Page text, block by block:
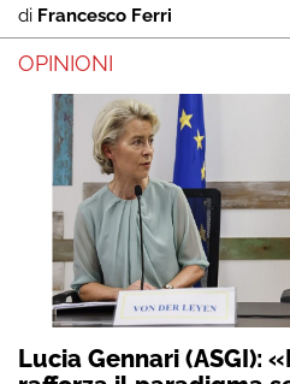
di Francesco Ferri
OPINIONI
Lucia Gennari (ASGI):